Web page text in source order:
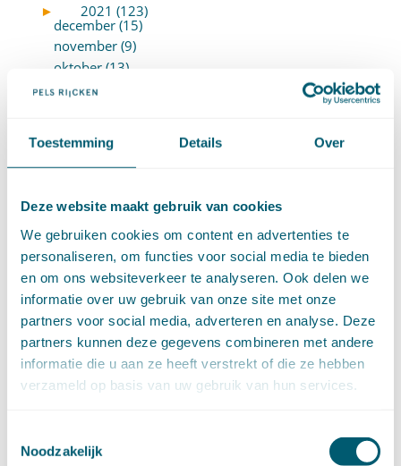
Toestemming Details Over
Deze website maakt gebruik van cookies
We gebruiken cookies om content en advertenties te
personaliseren, om functies voor social media te bieden
en om ons websiteverkeer te analyseren. Ook delen we
informatie over uw gebruik van onze site met onze
partners voor social media, adverteren en analyse. Deze
partners kunnen deze gegevens combineren met andere
informatie die u aan ze heeft verstrekt of die ze hebben
verzameld op basis van uw gebruik van hun services.
Noodzakelijk
►
2021 (123)
december (15)
november (9)
oktober (13)
september (4)
juni (14)
mei (6)
maart (14)
februari (11)
januari (15)
►
2020 (154)
december (6)
november (14)
oktober (14)
september (8)
april (20)